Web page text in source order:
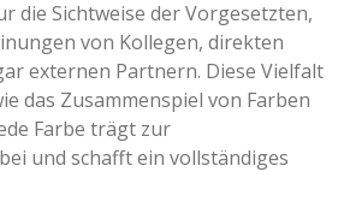
die Sichtweise der Vorgesetzten,
von Kollegen, direkten
externen Partnern. Diese Vielfalt
das Zusammenspiel von Farben
Farbe trägt zur
und schafft ein vollständiges